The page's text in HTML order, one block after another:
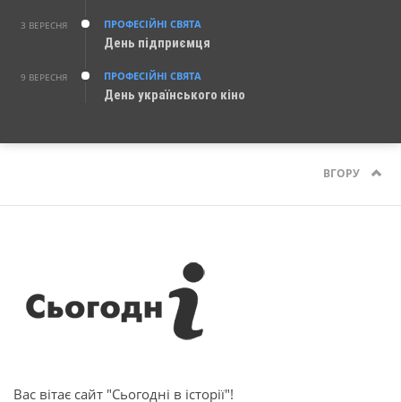
3 ВЕРЕСНЯ ПРОФЕСІЙНІ СВЯТА
День підприємця
9 ВЕРЕСНЯ ПРОФЕСІЙНІ СВЯТА
День українського кіно
ВГОРУ
Вас вітає сайт "Сьогодні в історії"!